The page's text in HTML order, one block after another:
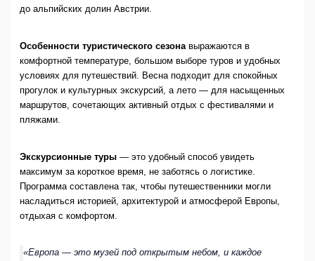
до альпийских долин Австрии.
Особенности туристического сезонавыражаются в
комфортной температуре, большом выборе туров и удобных
условиях для путешествий. Весна подходит для спокойных
прогулок и культурных экскурсий, а лето — для насыщенных
маршрутов, сочетающих активный отдых с фестивалями и
пляжами.
Экскурсионные туры— это удобный способ увидеть
максимум за короткое время, не заботясь о логистике.
Программа составлена так, чтобы путешественники могли
насладиться историей, архитектурой и атмосферой Европы,
отдыхая с комфортом.
«Европа — это музей под открытым небом, и каждое